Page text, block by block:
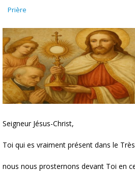
Prière
Seigneur Jésus-Christ,
Toi qui es vraiment présent dans le
nous nous prosternons devant Toi en